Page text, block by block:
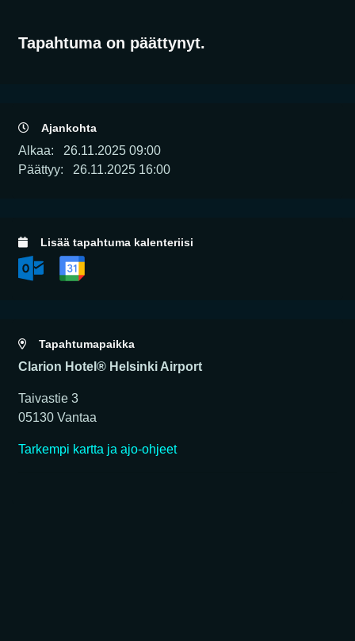
Tapahtuma on päättynyt.
Ajankohta
Alkaa: 26.11.2025 09:00
Päättyy: 26.11.2025 16:00
Lisää tapahtuma kalenteriisi
Tapahtumapaikka
Clarion Hotel® Helsinki Airport
Taivastie 3
05130 Vantaa
Tarkempi kartta ja ajo-ohjeet